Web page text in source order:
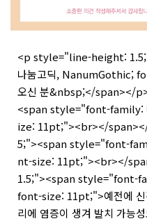
<p style="line-height:
나눔고딕, NanumGothic;
오신 분&nbsp;</span></
<span style="font-family:
ize: 11pt;"><br></
5;"><span style="font-
nt-size: 11pt;"><br></
1.5;"><span style="font-
font-size: 11pt;">예전에 신
리에 염증이 생겨 발치 가능